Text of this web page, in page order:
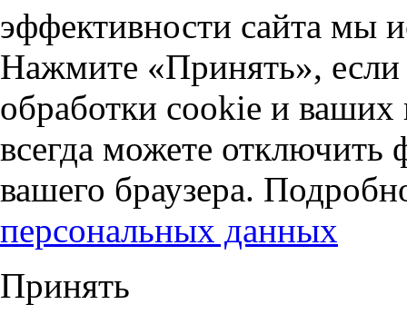
эффективности сайта мы
Нажмите «Принять», если
обработки cookie и
всегда можете отключить
вашего браузера.
персональных данных
Принять